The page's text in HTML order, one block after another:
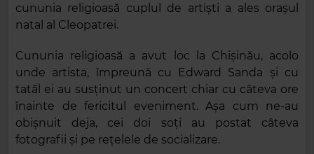
cununia religioasă cuplul de artiști a ales orașul
natal al Cleopatrei.
Cununia religioasă a avut loc la Chișinău, acolo
unde artista, împreună cu Edward Sanda și cu
tatăl ei au susținut un concert chiar cu câteva ore
înainte de fericitul eveniment. Așa cum ne-au
obișnuit deja, cei doi soți au postat câteva
fotografii și pe rețelele de socializare.